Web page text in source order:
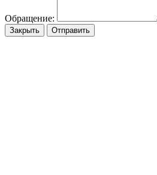
Обращение:
Закрыть Отправить